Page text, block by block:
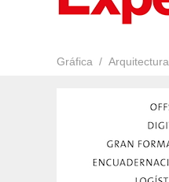
Gráfica Arquitectura